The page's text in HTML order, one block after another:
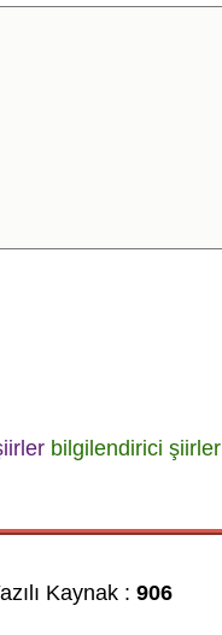
bilgilendirici şiirler
Kaynak :906